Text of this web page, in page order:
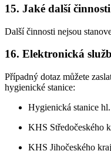
15. Jaké další
Další činnosti nejsou
16. Elektronická
Případný dotaz můžete
hygienické stanice:
Hygienická stanice
KHS Středočeského
KHS Jihočeského